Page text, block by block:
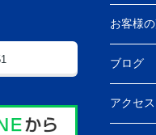
この度は本当にありがとうご
お客様
ブログ
アクセ